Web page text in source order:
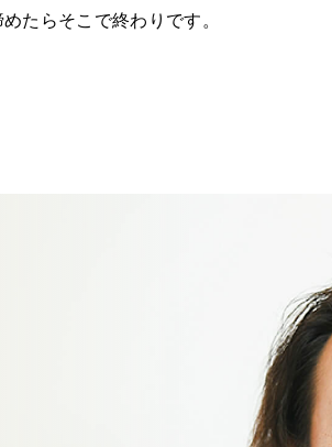
たらそこで終わりです。